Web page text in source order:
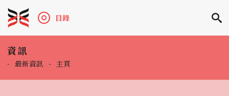
目錄
資訊
- 最新資訊 - 主頁